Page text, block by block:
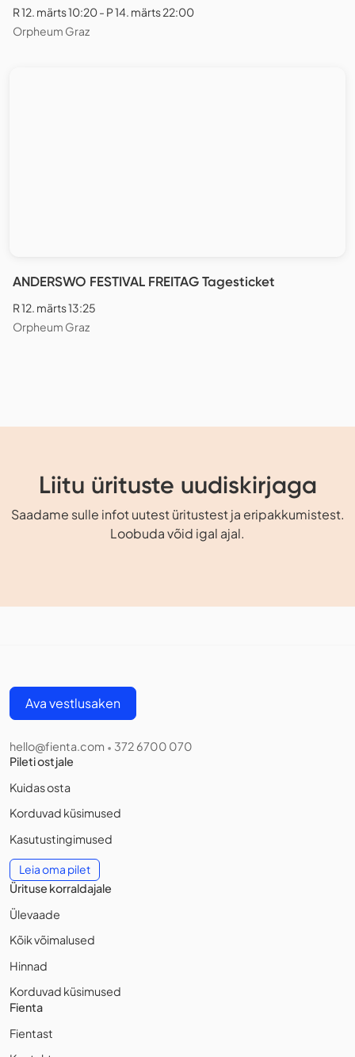
R 12. märts 10:20 - P 14. märts 22:00
Orpheum Graz
ANDERSWO FESTIVAL FREITAG Tagesticket
R 12. märts 13:25
Orpheum Graz
Liitu ürituste uudiskirjaga
Saadame sulle infot uutest üritustest ja eripakkumistest.
Loobuda võid igal ajal.
Ava vestlusaken
hello@fienta.com • 372 6700 070
Pileti ostjale
Kuidas osta
Korduvad küsimused
Kasutustingimused
Leia oma pilet
Ürituse korraldajale
Ülevaade
Kõik võimalused
Hinnad
Korduvad küsimused
Fienta
Fientast